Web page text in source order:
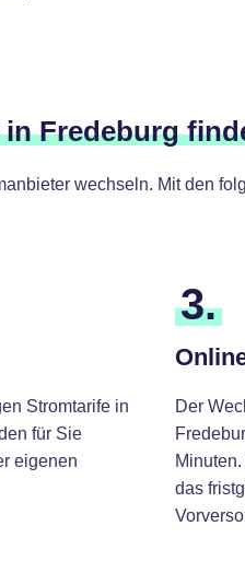
Fredeburg
wechseln. Mit den
Stromtarife in
für Sie
eigenen
3.
Der
das